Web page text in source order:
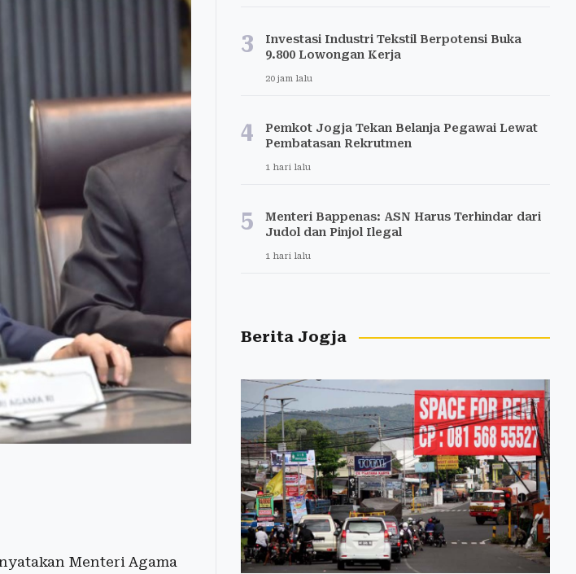
Menteri Agama
3
Investasi Industri Tekstil Berpotensi Buka
9.800 Lowongan Kerja
20 jam lalu
4
Pemkot Jogja Tekan Belanja Pegawai Lewat
Pembatasan Rekrutmen
1 hari lalu
5
Menteri Bappenas: ASN Harus Terhindar dari
Judol dan Pinjol Ilegal
1 hari lalu
Berita Jogja